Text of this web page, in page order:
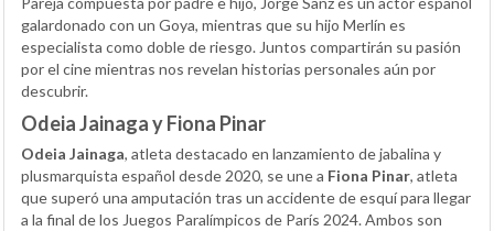
galardonado con un Goya, mientras que su hijo Merlín es
especialista como doble de riesgo. Juntos compartirán su pasión
por el cine mientras nos revelan historias personales aún por
descubrir.
Odeia Jainaga y Fiona Pinar
Odeia Jainaga, atleta destacado en lanzamiento de jabalina y
plusmarquista español desde 2020, se une a Fiona Pinar, atleta
que superó una amputación tras un accidente de esquí para llegar
a la final de los Juegos Paralímpicos de París 2024. Ambos son